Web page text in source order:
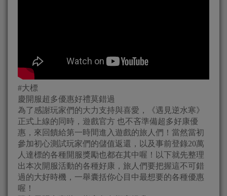
#大標
慶開服超多優惠好禮莫錯過
為了感謝玩家們的大力支持與喜愛，《遇見逆水寒》
正式上線的同時，遊戲官方 也不吝準備超多好康優
惠，來回饋給第一時間進入遊戲的旅人們！當然當初
參加初心測試玩家們的儲值返還，以及事前登錄20萬
人達標的各種開服獎勵也都在其中喔！以下就先整理
出本次開服活動的各種好康，旅人們要把握這不可錯
過的大好時機，一舉囊括你心目中最想要的各種優惠
喔！